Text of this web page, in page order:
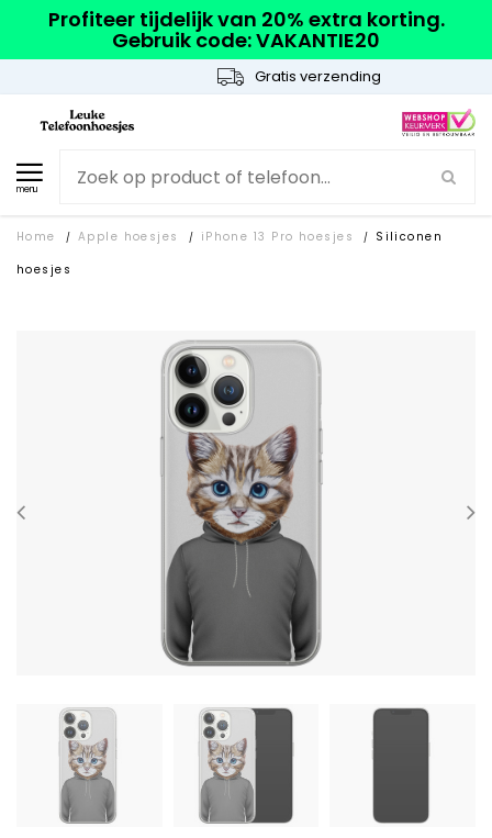
Profiteer tijdelijk van 20% extra korting.
Gebruik code: VAKANTIE20
Gratis verzending
menu
Home / Apple hoesjes / iPhone 13 Pro hoesjes /
Siliconen
hoesjes